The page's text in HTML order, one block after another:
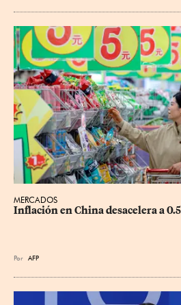
MERCADOS
Inflación en China desacelera a
Por AFP